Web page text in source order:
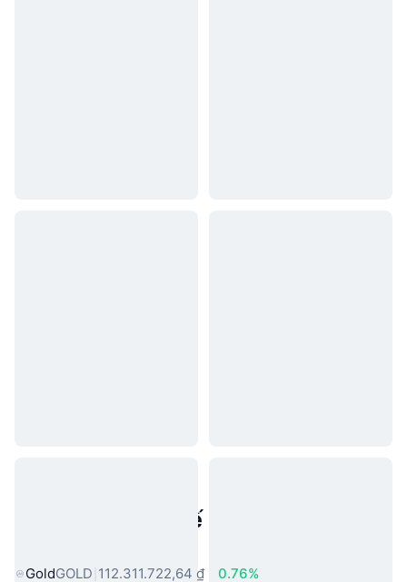
Tài sản trong thế giới thực phổ
GoldGOLD 112.311.722,64 ₫ 0.76%